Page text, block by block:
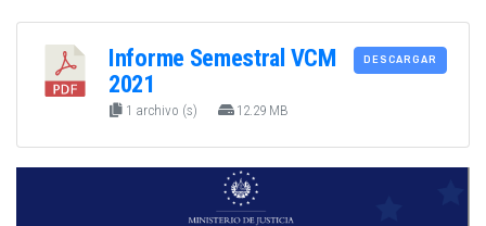
Informe Semestral VCM
2021
1 archivo (s) 12.29 MB
DESCARGAR